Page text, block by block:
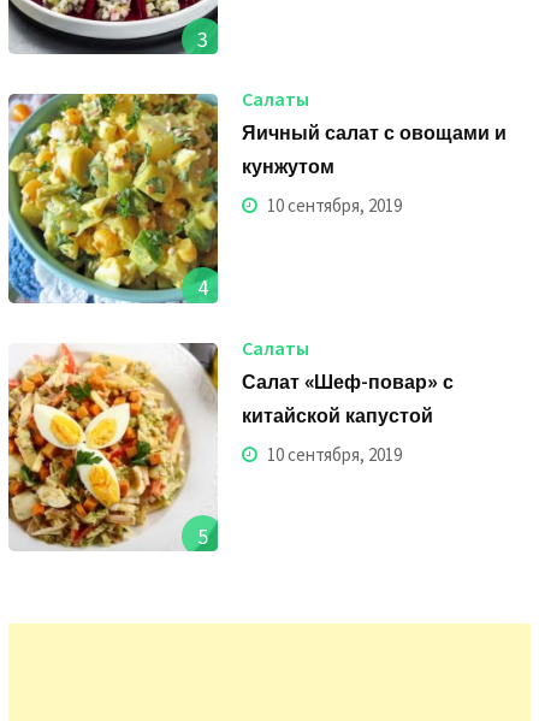
3
4
Салаты
Яичный салат с овощами и
кунжутом
10 сентября, 2019
5
Салаты
Салат «Шеф-повар» с
китайской капустой
10 сентября, 2019